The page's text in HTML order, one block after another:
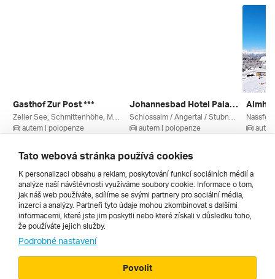
Gasthof Zur Post ***
autem | polopenze
6 570 Kč
Johannesbad Hotel Palace ****
autem | polopenze
9 950 Kč
Všechny
Cestopisy
Tato webová stránka používá cookies
K personalizaci obsahu a reklam, poskytování funkcí sociálních médií a
analýze naší návštěvnosti využíváme soubory cookie. Informace o tom,
jak náš web používáte, sdílíme se svými partnery pro sociální média,
inzerci a analýzy. Partneři tyto údaje mohou zkombinovat s dalšími
informacemi, které jste jim poskytli nebo které získali v důsledku toho,
že používáte jejich služby.
Podrobné nastavení
Povolit